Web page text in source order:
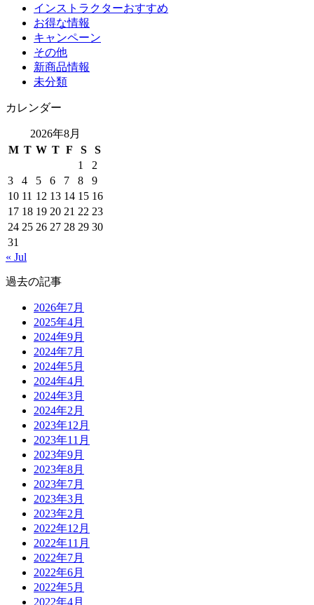
インストラクターおすすめ
お得な情報
キャンペーン
その他
新商品情報
未分類
カレンダー
2026年8月
M T W T F S
S
1
2
3
4 5 6 7 8
9
10 11 12 13 14 15 16
17 18 19 20 21 22 23
24 25 26 27 28 29 30
31
« Jul
過去の記事
2026年7月
2025年4月
2024年9月
2024年7月
2024年5月
2024年4月
2024年3月
2024年2月
2023年12月
2023年11月
2023年9月
2023年8月
2023年7月
2023年3月
2023年2月
2022年12月
2022年11月
2022年7月
2022年6月
2022年5月
2022年4月